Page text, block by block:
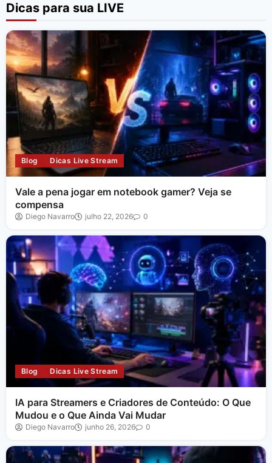
Dicas para sua LIVE
Blog Dicas Live Stream
Vale a pena jogar em notebook gamer? Veja se
compensa
Diego Navarro julho 22, 2026 0
Blog Dicas Live Stream
IA para Streamers e Criadores de Conteúdo: O Que
Mudou e o Que Ainda Vai Mudar
Diego Navarro junho 26, 2026 0